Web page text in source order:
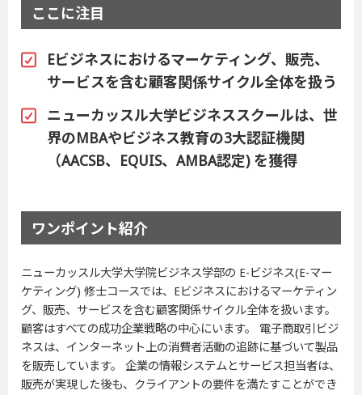
ここに注目
Eビジネスにおけるマーケティング、販売、
サービスを含む顧客関係サイクル全体を扱う
ニューカッスル大学ビジネススクールは、世
界のMBAやビジネス教育の3大認証機関
（AACSB、EQUIS、AMBA認定) を獲得
ワンポイント紹介
ニューカッスル大学大学院ビジネス学部の E-ビジネス(E-マー
ケティング) 修士コースでは、Eビジネスにおけるマーケティン
グ、販売、サービスを含む顧客関係サイクル全体を扱います。
顧客はすべての成功企業戦略の中心にいます。 電子商取引ビジ
ネスは、インターネット上の消費者活動の追跡に基づいて製品
を販売しています。 企業の情報システムとサービス担当者は、
販売が実現した後も、クライアントの要件を満たすことができ